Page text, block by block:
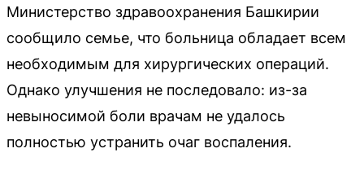
Министерство здравоохранения Башкирии
сообщило семье, что больница обладает всем
необходимым для хирургических операций.
Однако улучшения не последовало: из-за
невыносимой боли врачам не удалось
полностью устранить очаг воспаления.